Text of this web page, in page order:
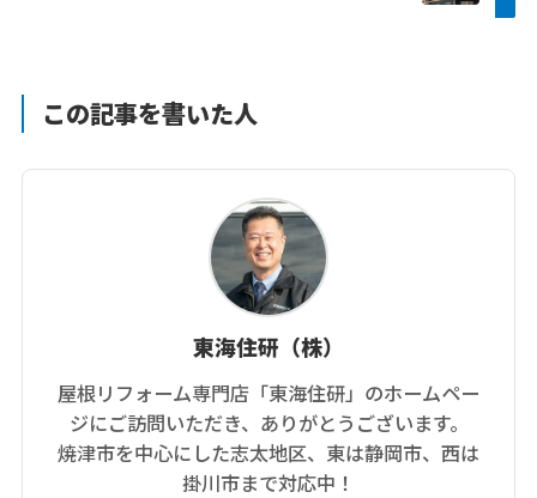
この記事を書いた人
東海住研（株）
屋根リフォーム専門店「東海住研」のホームペー
ジにご訪問いただき、ありがとうございます。
焼津市を中心にした志太地区、東は静岡市、西は
掛川市まで対応中！